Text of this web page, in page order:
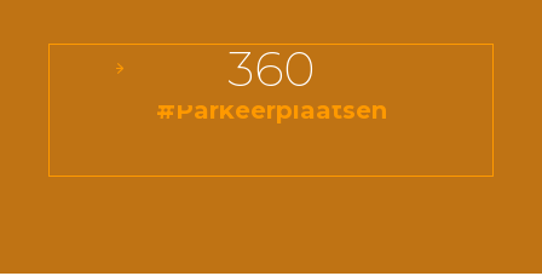
#Parkeerplaatsen
360